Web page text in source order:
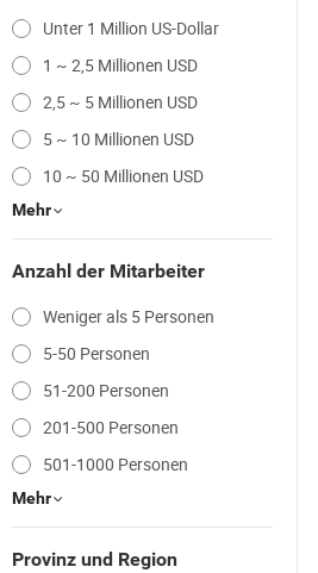
Unter 1 Million US-Dollar
1 ~ 2,5 Millionen USD
2,5 ~ 5 Millionen USD
5 ~ 10 Millionen USD
10 ~ 50 Millionen USD
Mehr
Anzahl der Mitarbeiter
Weniger als 5 Personen
5-50 Personen
51-200 Personen
201-500 Personen
501-1000 Personen
Mehr
Provinz und Region